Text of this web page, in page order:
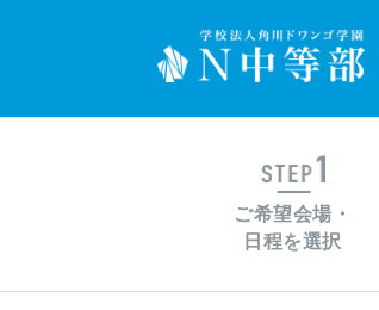
ご希望会場・
日程を選択